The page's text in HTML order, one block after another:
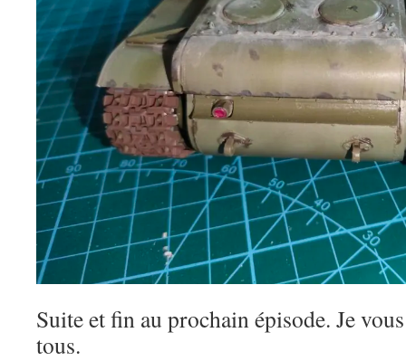
Suite et fin au prochain épisode. Je
tous.